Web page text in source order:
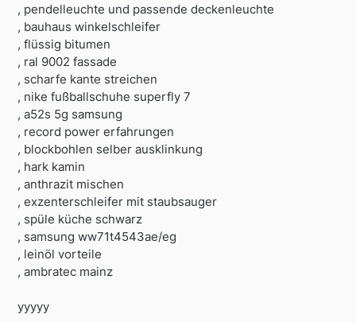
, pendelleuchte und passende deckenleuchte
, bauhaus winkelschleifer
, flüssig bitumen
, ral 9002 fassade
, scharfe kante streichen
, nike fußballschuhe superfly 7
, a52s 5g samsung
, record power erfahrungen
, blockbohlen selber ausklinkung
, hark kamin
, anthrazit mischen
, exzenterschleifer mit staubsauger
, spüle küche schwarz
, samsung ww71t4543ae/eg
, leinöl vorteile
, ambratec mainz
yyyyy